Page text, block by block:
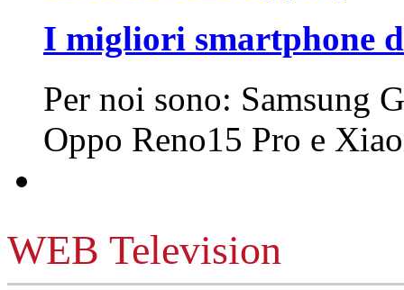
I migliori smartphone
Per noi sono: Samsung
Oppo Reno15 Pro e
WEB Television